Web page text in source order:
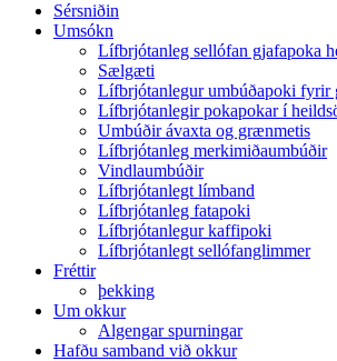
Sérsniðin
Umsókn
Lífbrjótanleg sellófan gjafapoka
Sælgæti
Lífbrjótanlegur umbúðapoki fyrir
Lífbrjótanlegir pokapokar í
Umbúðir ávaxta og grænmetis
Lífbrjótanleg merkimiðaumbúðir
Vindlaumbúðir
Lífbrjótanlegt límband
Lífbrjótanleg fatapoki
Lífbrjótanlegur kaffipoki
Lífbrjótanlegt sellófanglimmer
Fréttir
þekking
Um okkur
Algengar spurningar
Hafðu samband við okkur